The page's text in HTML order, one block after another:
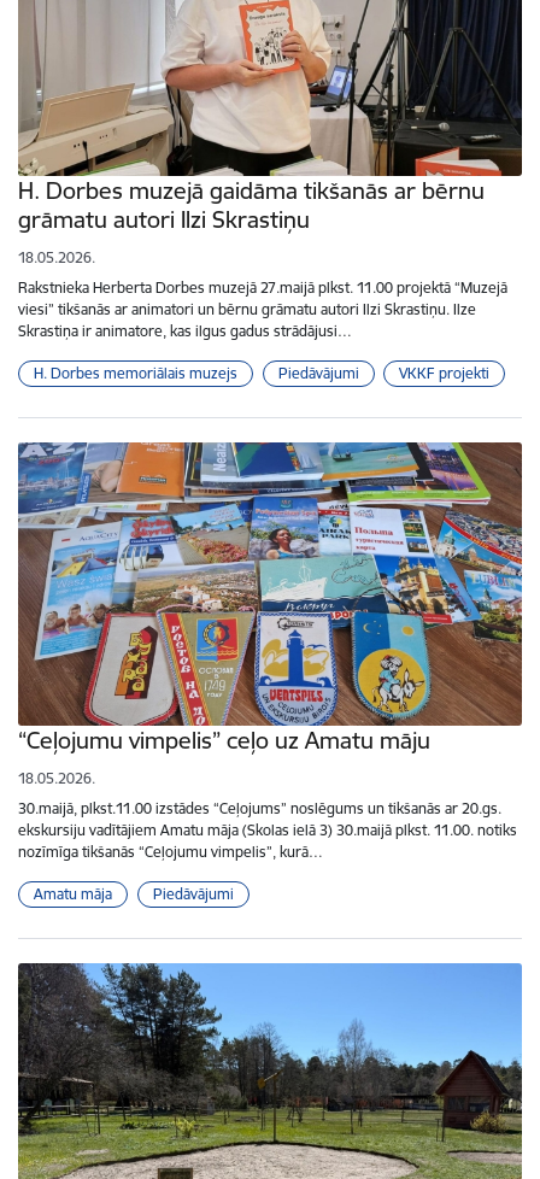
H. Dorbes muzejā gaidāma tikšanās ar bērnu
grāmatu autori Ilzi Skrastiņu
18.05.2026.
Rakstnieka Herberta Dorbes muzejā 27.maijā plkst. 11.00 projektā “Muzejā
viesi” tikšanās ar animatori un bērnu grāmatu autori Ilzi Skrastiņu. Ilze
Skrastiņa ir animatore, kas ilgus gadus strādājusi…
H. Dorbes memoriālais muzejs Piedāvājumi VKKF projekti
“Ceļojumu vimpelis” ceļo uz Amatu māju
18.05.2026.
30.maijā, plkst.11.00 izstādes “Ceļojums” noslēgums un tikšanās ar 20.gs.
ekskursiju vadītājiem Amatu māja (Skolas ielā 3) 30.maijā plkst. 11.00. notiks
nozīmīga tikšanās “Ceļojumu vimpelis”, kurā…
Amatu māja Piedāvājumi